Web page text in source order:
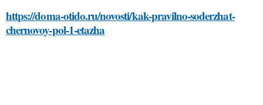
https://doma-otido.ru/novosti/kak-pravilno-soderzhat-
chernovoy-pol-1-etazha